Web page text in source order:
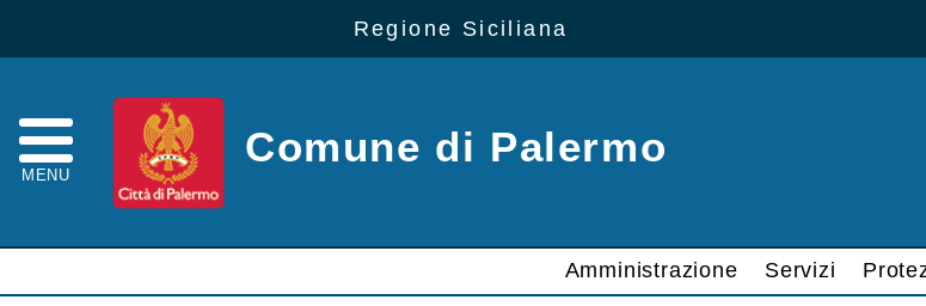
Regione Siciliana
MENU
Comune di Palermo
Amministrazione Servizi